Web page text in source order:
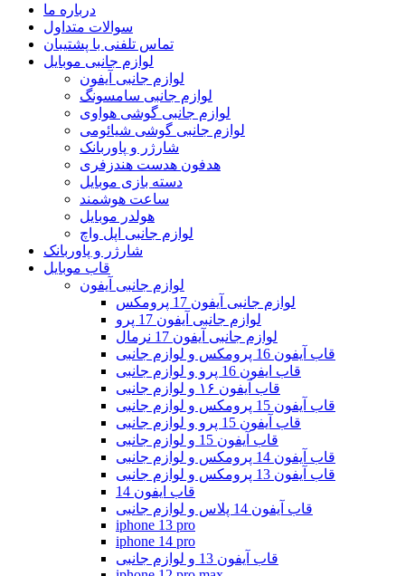
درباره ما
سوالات متداول
تماس تلفنی با پشتیبان
لوازم جانبی موبایل
لوازم جانبی آیفون
لوازم جانبی سامسونگ
لوازم جانبی گوشی هواوی
لوازم جانبی گوشی شیائومی
شارژر و پاوربانک
هدفون هدست هندزفری
دسته بازی موبایل
ساعت هوشمند
هولدر موبایل
لوازم جانبی اپل واچ
شارژر و پاوربانک
قاب موبایل
لوازم جانبی آیفون
لوازم جانبی آیفون 17 پرومکس
لوازم جانبی آیفون 17 پرو
لوازم جانبی آیفون 17 نرمال
قاب آیفون 16 پرومکس و لوازم جانبی
قاب ایفون 16 پرو و لوازم جانبی
قاب آیفون ۱۶ و لوازم جانبی
قاب آیفون 15 پرومکس و لوازم جانبی
قاب آیفون 15 پرو و لوازم جانبی
قاب آیفون 15 و لوازم جانبی
قاب آیفون 14 پرومکس و لوازم جانبی
قاب آیفون 13 پرومکس و لوازم جانبی
قاب ایفون 14
قاب آیفون 14 پلاس و لوازم جانبی
iphone 13 pro
iphone 14 pro
قاب آیفون 13 و لوازم جانبی